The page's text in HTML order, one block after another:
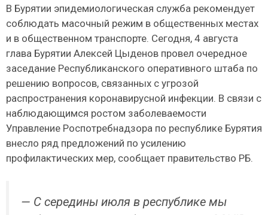
В Бурятии эпидемиологическая служба рекомендует
соблюдать масочный режим в общественных местах
и в общественном транспорте. Сегодня, 4 августа
глава Бурятии Алексей Цыденов провел очередное
заседание Республиканского оперативного штаба по
решению вопросов, связанных с угрозой
распространения коронавирусной инфекции. В связи с
наблюдающимся ростом заболеваемости
Управление Роспотребнадзора по республике Бурятия
внесло ряд предложений по усилению
профилактических мер, сообщает правительство РБ.
— С середины июля в республике мы